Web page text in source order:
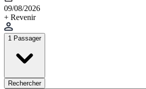
09/08/2026
+ Revenir
1 Passager
Rechercher